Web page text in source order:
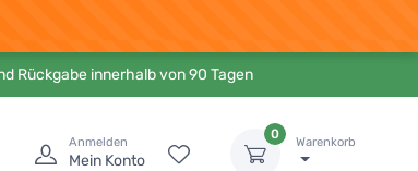
Rückgabe innerhalb von 90 Tagen
Anmelden
Mein Konto
0
Warenkorb